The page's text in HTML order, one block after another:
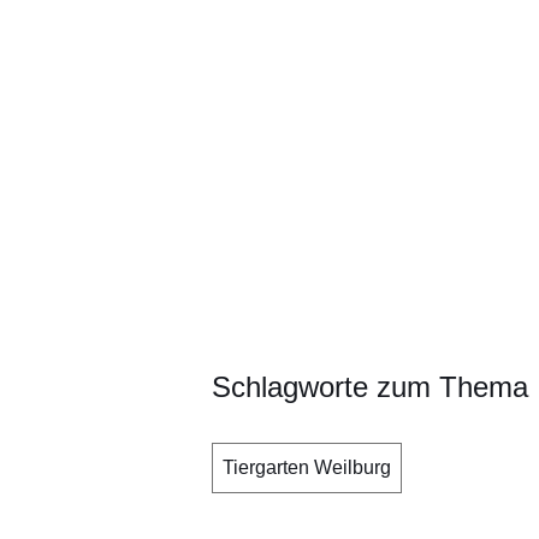
Schlagworte zum Thema
Tiergarten Weilburg